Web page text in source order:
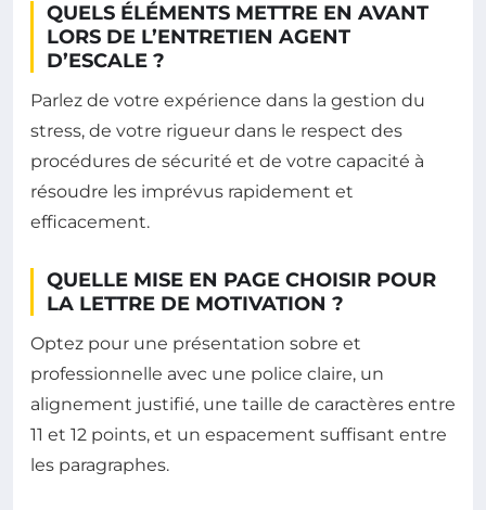
QUELS ÉLÉMENTS METTRE EN AVANT
LORS DE L’ENTRETIEN AGENT
D’ESCALE ?
Parlez de votre expérience dans la gestion du
stress, de votre rigueur dans le respect des
procédures de sécurité et de votre capacité à
résoudre les imprévus rapidement et
efficacement.
QUELLE MISE EN PAGE CHOISIR POUR
LA LETTRE DE MOTIVATION ?
Optez pour une présentation sobre et
professionnelle avec une police claire, un
alignement justifié, une taille de caractères entre
11 et 12 points, et un espacement suffisant entre
les paragraphes.